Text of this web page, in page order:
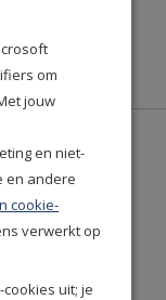
om
jouw
en niet-
en andere
cookie-
verwerkt op
uit; je